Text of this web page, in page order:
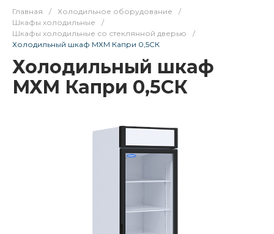
Главная / Холодильное оборудование
/
Шкафы холодильные
/
Шкафы холодильные со стеклянной дверью
/
Холодильный шкаф МХМ Капри 0,5СК
Холодильный шкаф
МХМ Капри 0,5СК